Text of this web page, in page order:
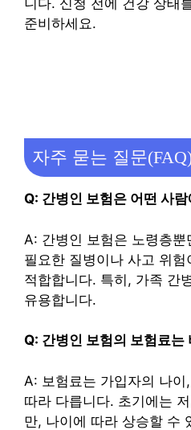
준비하세요.
자주 묻는 질문
Q: 간병인 보험은 어떤 사
A: 간병인 보험은 노령층
필요한 질병이나 사고 위
적합합니다. 특히, 가족 간
유용합니다.
Q: 간병인 보험의 보험료는
A: 보험료는 가입자의 나
따라 다릅니다. 초기에는
만, 나이에 따라 상승할 수